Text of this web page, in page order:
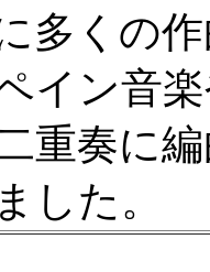
多くの作
イン音
重奏に
した。